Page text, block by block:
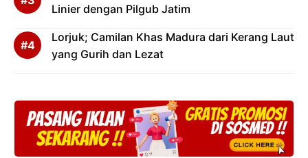
Linier dengan Pilgub Jatim
Lorjuk; Camilan Khas Madura dari Kerang Laut
yang Gurih dan Lezat